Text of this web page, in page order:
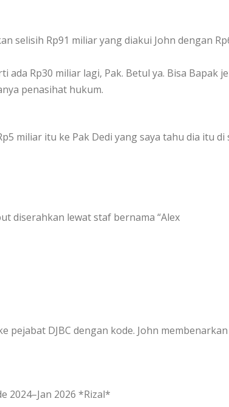
selisih Rp91 miliar yang diakui John dengan
Rp30 miliar lagi, Pak. Betul ya. Bisa Bapak
penasihat hukum.
miliar itu ke Pak Dedi yang saya tahu dia itu di
diserahkan lewat staf bernama “Alex
pejabat DJBC dengan kode. John membenarkan
2024–Jan 2026 *Rizal*